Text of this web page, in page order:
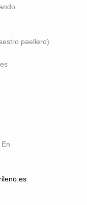
paellero)
En